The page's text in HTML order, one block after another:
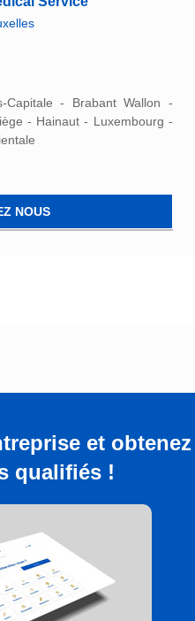
Capitale - Brabant Wallon -
- Hainaut - Luxembourg -
NOUS
et obtenez
qualifiés !